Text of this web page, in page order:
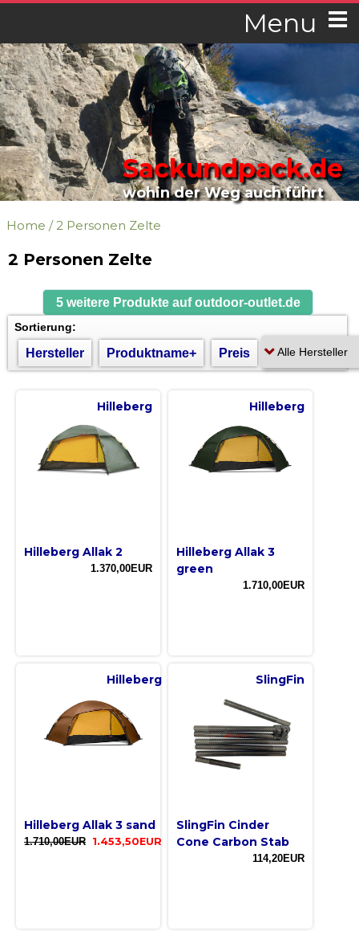
Menu
Sackundpack.de
wohin der Weg auch führt
Home /2 Personen Zelte
2 Personen Zelte
5 weitere Produkte auf outdoor-outlet.de
Sortierung:
Hersteller Produktname+ Preis
Hilleberg
Hilleberg Allak 2
1.370,00EUR
Hilleberg
Hilleberg Allak 3
green
1.710,00EUR
Hilleberg
Hilleberg Allak 3 sand
1.710,00EUR 1.453,50EUR
SlingFin
SlingFin Cinder
Cone Carbon Stab
114,20EUR